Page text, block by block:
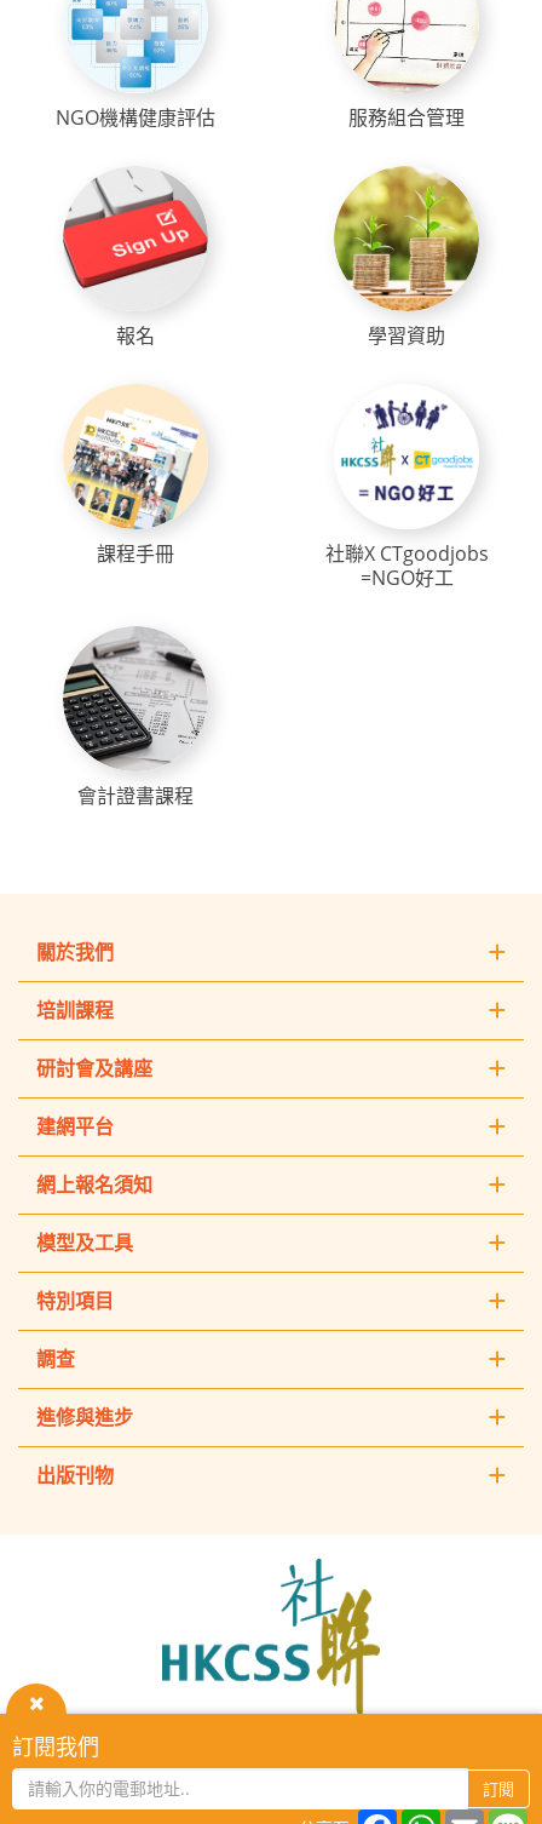
NGO機構健康評估 服務組合管理
報名 學習資助
課程手冊
社聯X CTgoodjobs
=NGO好工
會計證書課程
關
閉
訂閱我們
訂閱
關於我們
培訓課程
研討會及講座
建網平台
網上報名須知
模型及工具
特別項目
調查
進修與進步
出版刊物
Council
Service
HKCSS Institute主頁
2026 © The Hong Kong Council of Social Service. All Rights
Reserved.